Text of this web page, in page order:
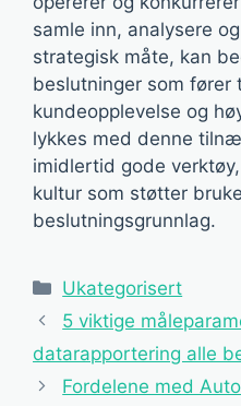
samle inn, analysere
strategisk måte, kan
beslutninger som
kundeopplevelse og
lykkes med denne
imidlertid gode
kultur som støtter
beslutningsgrunnlag.
Kategorier
Ukategorisert
5 viktige
datarapportering alle
Fordelene med